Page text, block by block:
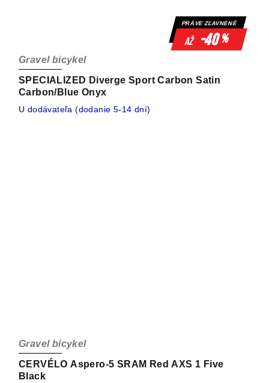
PRÁVE ZĽAVNENÉ
až -40%
SPECIALIZED Diverge Sport Carbon Satin
Carbon/Blue Onyx
Gravel bicykel
U dodávateľa (dodanie 5-14 dní)
CERVÉLO Aspero-5 SRAM Red AXS 1 Five
Black
Gravel bicykel